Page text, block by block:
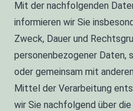
Mit der nachfolgenden
informieren wir Sie
Zweck, Dauer und
personenbezogener Daten,
oder gemeinsam mit
Mittel der Verarbeitung
wir Sie nachfolgend über die